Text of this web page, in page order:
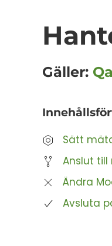
Gäller:
Sätt
Anslut
Ändra
Avsluta